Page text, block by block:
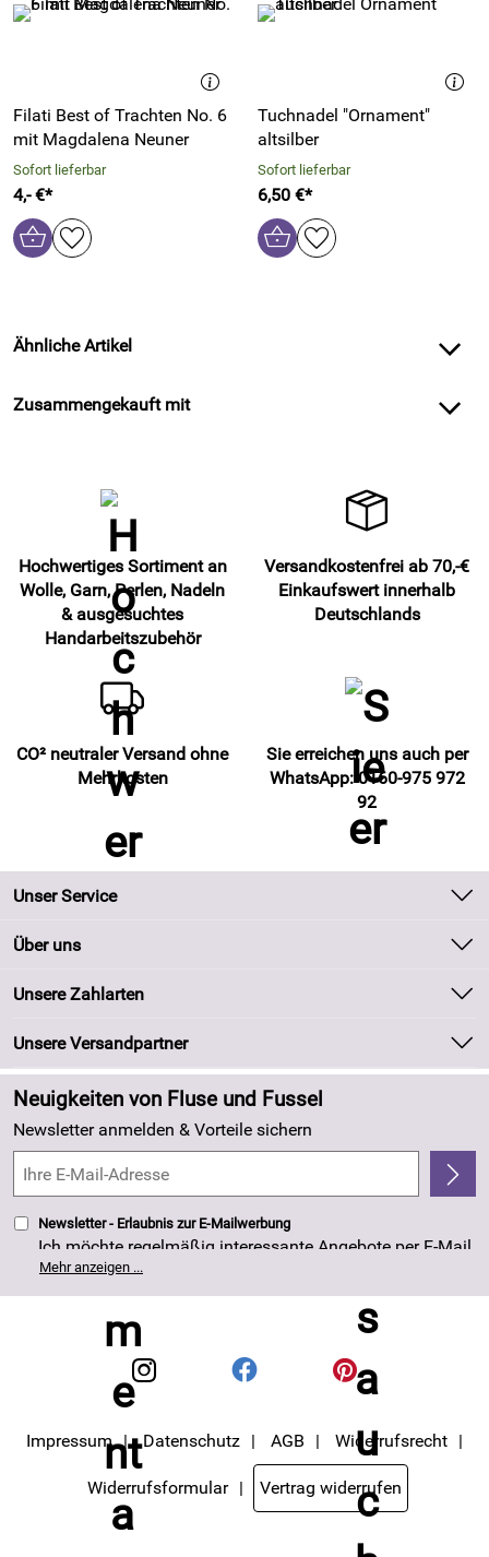
Filati Best of Trachten No. 6
mit Magdalena Neuner
Sofort lieferbar
4,- €*
Tuchnadel "Ornament"
altsilber
Sofort lieferbar
6,50 €*
Ähnliche Artikel
Zusammengekauft mit
Hochwertiges Sortiment an
Wolle, Garn, Perlen, Nadeln
& ausgesuchtes
Handarbeitszubehör
Versandkostenfrei ab 70,-€
Einkaufswert innerhalb
Deutschlands
CO² neutraler Versand ohne
Mehrkosten
Sie erreichen uns auch per
WhatsApp: 0160-975 972
92
Unser Service
Kontakt
Kundeninformationen
Newsletter
Zahlung und Versand
Kundenlogin
Über uns
Unsere Bestseller
Neu
Angebote
Made in Germany
4,8/5*****
Unsere Zahlarten
Unsere Versandpartner
Neuigkeiten von Fluse und Fussel
Newsletter anmelden & Vorteile sichern
Newsletter - Erlaubnis zur E-Mailwerbung
Ich möchte regelmäßig interessante Angebote per E-Mail
erhalten. Meine E-Mail-Adresse wird nicht an andere
Unternehmen weitergegeben. Die Einwilligung zur
Nutzung meiner E-Mail- Adresse für Werbezwecke kann
Datenschutzerklärung habe ich zur Kenntnis
genommen.
Mehr anzeigen ...
Impressum Datenschutz AGB Widerrufsrecht
Widerrufsformular Vertrag widerrufen